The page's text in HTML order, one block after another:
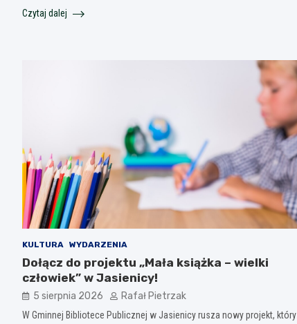
Czytaj dalej
KULTURA WYDARZENIA
Dołącz do projektu „Mała książka – wielki
człowiek” w Jasienicy!
5 sierpnia 2026 Rafał Pietrzak
W Gminnej Bibliotece Publicznej w Jasienicy rusza nowy projekt, który